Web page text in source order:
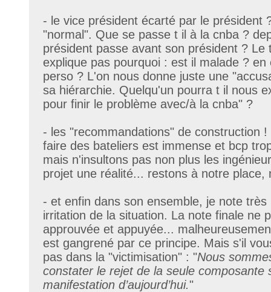
- le vice président écarté par le président
"normal". Que se passe t il à la cnba ?
président passe avant son président ? Le
explique pas pourquoi : est il malade ? en
perso ? L'on nous donne juste une
sa hiérarchie. Quelqu'un pourra t il nous
pour finir le problème avec/à la cnba" ?
- les "recommandations" de construction
faire des bateliers est immense et bcp
mais n'insultons pas non plus les
projet une réalité... restons à notre place,
- et enfin dans son ensemble, je note très
irritation de la situation. La note finale ne
approuvée et appuyée...
est gangrené par ce principe. Mais s'il
pas dans la "victimisation" : "Nous
constater le rejet de la seule composante
manifestation d’aujourd’hui."